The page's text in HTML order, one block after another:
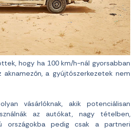
hogy ha 100 km/h-nál gyorsabban
aknamezőn, a gyújtószerkezetek nem
vásárlóknak, akik potenciálisan
az autókat, nagy tételben,
országokba pedig csak a partneri